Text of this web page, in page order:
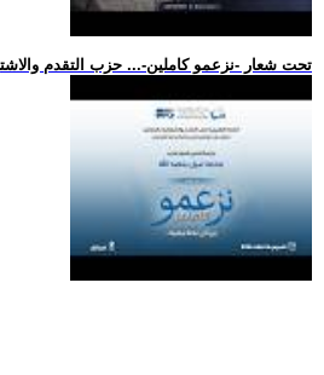
.. تحت شعار -نزعمو كاملين-... حزب التقدم